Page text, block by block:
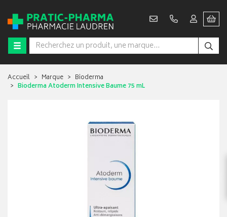
Accueil Marque
Bioderma
Bioderma Atoderm Intensive Baume 75 mL